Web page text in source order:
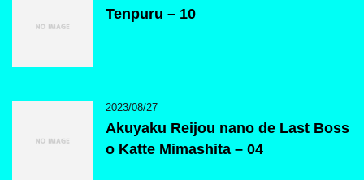
Tenpuru – 10
2023/08/27
Akuyaku Reijou nano de Last Boss
o Katte Mimashita – 04